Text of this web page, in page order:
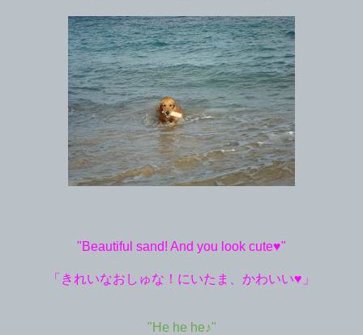
"Beautiful sand! And you look cute♥"
「きれいなおしゅな！にいたま、かわいい♥」
"He he he♪"